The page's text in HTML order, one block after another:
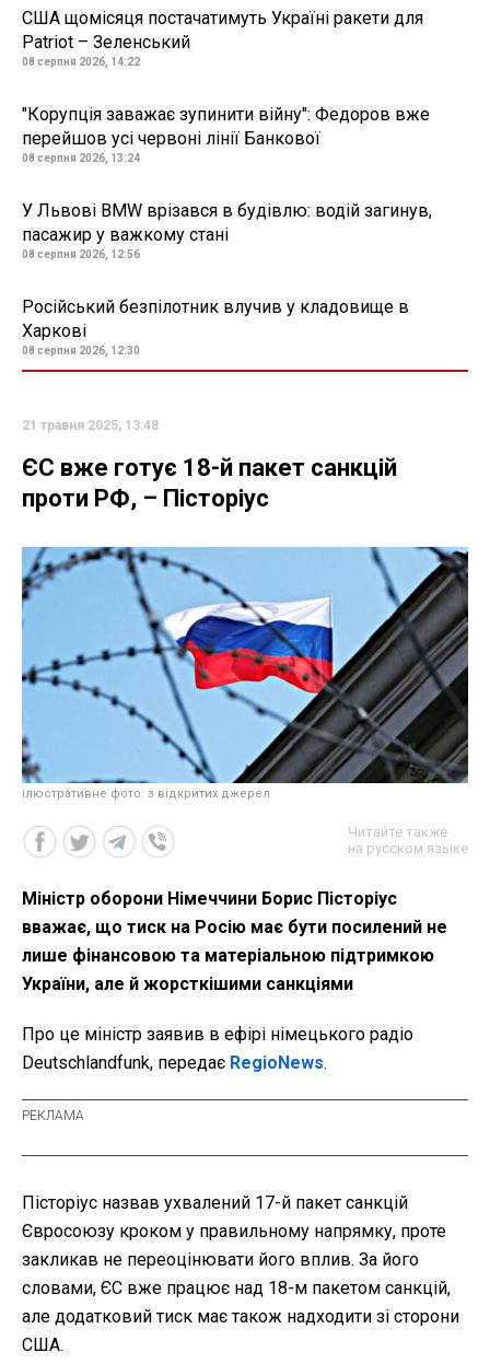
США щомісяця постачатимуть Україні ракети для
Patriot – Зеленський
08 серпня 2026, 14:22
"Корупція заважає зупинити війну": Федоров вже
перейшов усі червоні лінії Банкової
08 серпня 2026, 13:24
У Львові BMW врізався в будівлю: водій загинув,
пасажир у важкому стані
08 серпня 2026, 12:56
Російський безпілотник влучив у кладовище в
Харкові
08 серпня 2026, 12:30
21 травня 2025, 13:48
ЄС вже готує 18-й пакет санкцій
проти РФ, – Пісторіус
ілюстративне фото: з відкритих джерел
Читайте также
на русском языке
Міністр оборони Німеччини Борис Пісторіус
вважає, що тиск на Росію має бути посилений не
лише фінансовою та матеріальною підтримкою
України, але й жорсткішими санкціями
Про це міністр заявив в ефірі німецького радіо
Deutschlandfunk, передає RegioNews.
Пісторіус назвав ухвалений 17-й пакет санкцій
Євросоюзу кроком у правильному напрямку, проте
закликав не переоцінювати його вплив. За його
словами, ЄС вже працює над 18-м пакетом санкцій,
але додатковий тиск має також надходити зі сторони
США.